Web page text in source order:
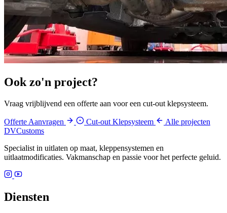
Ook zo'n project?
Vraag vrijblijvend een offerte aan voor een cut-out klepsysteem.
Offerte Aanvragen Cut-out Klepsysteem
Alle projecten
DVCustoms
Specialist in uitlaten op maat, kleppensystemen en
uitlaatmodificaties. Vakmanschap en passie voor het perfecte geluid.
Diensten